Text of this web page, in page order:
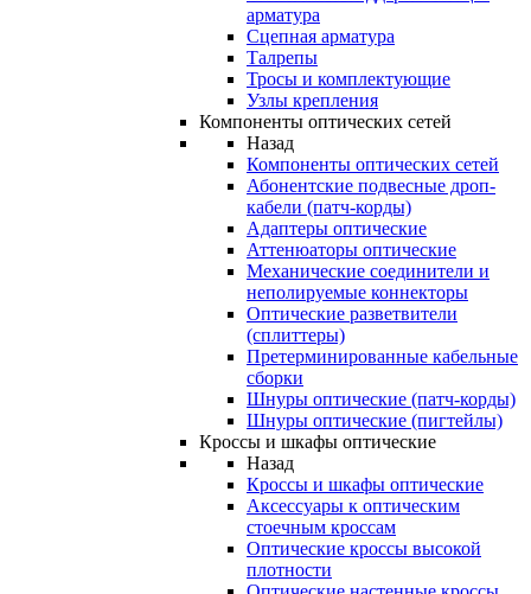
арматура
Сцепная арматура
Талрепы
Тросы и комплектующие
Узлы крепления
Компоненты оптических сетей
Назад
Компоненты оптических сетей
Абонентские подвесные дроп-
кабели (патч-корды)
Адаптеры оптические
Аттенюаторы оптические
Механические соединители и
неполируемые коннекторы
Оптические разветвители
(сплиттеры)
Претерминированные кабельные
сборки
Шнуры оптические (патч-корды)
Шнуры оптические (пигтейлы)
Кроссы и шкафы оптические
Назад
Кроссы и шкафы оптические
Аксессуары к оптическим
стоечным кроссам
Оптические кроссы высокой
плотности